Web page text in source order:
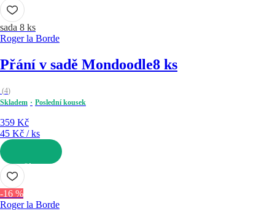
DO KOŠÍKU
sada 8 ks
Roger la Borde
Přání v sadě Mondoodle8 ks
(4)
Skladem
Poslední kousek
359 Kč
45 Kč / ks
DO KOŠÍKU
-16 %
Roger la Borde